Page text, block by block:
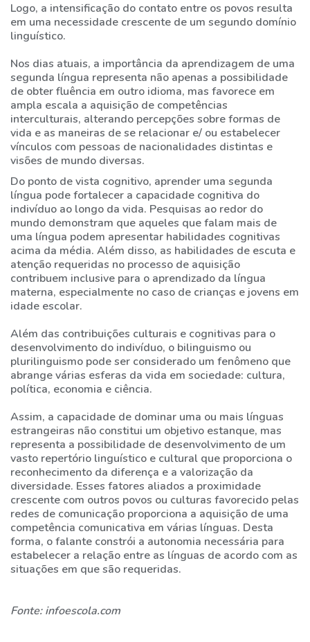
Logo, a intensificação do contato entre os povos resulta
em uma necessidade crescente de um segundo domínio
linguístico.
Nos dias atuais, a importância da aprendizagem de uma
segunda língua representa não apenas a possibilidade
de obter fluência em outro idioma, mas favorece em
ampla escala a aquisição de competências
interculturais, alterando percepções sobre formas de
vida e as maneiras de se relacionar e/ ou estabelecer
vínculos com pessoas de nacionalidades distintas e
visões de mundo diversas.
Do ponto de vista cognitivo, aprender uma segunda
língua pode fortalecer a capacidade cognitiva do
indivíduo ao longo da vida. Pesquisas ao redor do
mundo demonstram que aqueles que falam mais de
uma língua podem apresentar habilidades cognitivas
acima da média. Além disso, as habilidades de escuta e
atenção requeridas no processo de aquisição
contribuem inclusive para o aprendizado da língua
materna, especialmente no caso de crianças e jovens em
idade escolar.
Além das contribuições culturais e cognitivas para o
desenvolvimento do indivíduo, o bilinguismo ou
plurilinguismo pode ser considerado um fenômeno que
abrange várias esferas da vida em sociedade: cultura,
política, economia e ciência.
Assim, a capacidade de dominar uma ou mais línguas
estrangeiras não constitui um objetivo estanque, mas
representa a possibilidade de desenvolvimento de um
vasto repertório linguístico e cultural que proporciona o
reconhecimento da diferença e a valorização da
diversidade. Esses fatores aliados a proximidade
crescente com outros povos ou culturas favorecido pelas
redes de comunicação proporciona a aquisição de uma
competência comunicativa em várias línguas. Desta
forma, o falante constrói a autonomia necessária para
estabelecer a relação entre as línguas de acordo com as
situações em que são requeridas.
Fonte: infoescola.com